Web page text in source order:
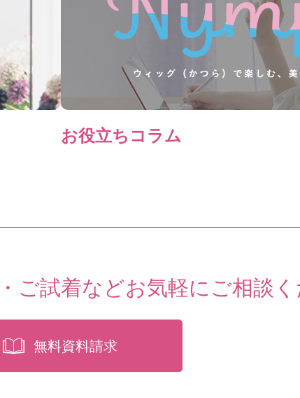
お役立ちコラム
ご試着などお気軽にご相談く
無料資料請求